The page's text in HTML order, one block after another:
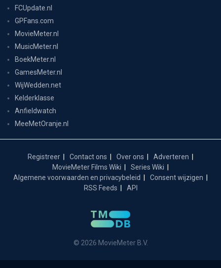
FCUpdate.nl
GPFans.com
MovieMeter.nl
MusicMeter.nl
BoekMeter.nl
GamesMeter.nl
WijWedden.net
Kelderklasse
Anfieldwatch
MeeMetOranje.nl
Registreer Contact ons Over ons
Adverteren
MovieMeter Films Wiki
Series Wiki
Algemene voorwaarden en privacybeleid
Consent wijzigen
RSS Feeds
API
© 2026 MovieMeter B.V.